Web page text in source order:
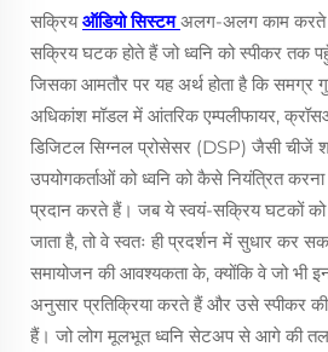
सक्रियऑडियो सिस्टमअलग-अलग काम करते
सक्रिय घटक होते हैं जो ध्वनि को स्पीकर तक
जिसका आमतौर पर यह अर्थ होता है कि समग्र
अधिकांश मॉडल में आंतरिक एम्पलीफायर,
डिजिटल सिग्नल प्रोसेसर (DSP) जैसी चीजें
उपयोगकर्ताओं को ध्वनि को कैसे नियंत्रित
प्रदान करते हैं। जब ये स्वयं-सक्रिय घटकों को
जाता है, तो वे स्वतः ही प्रदर्शन में सुधार कर
समायोजन की आवश्यकता के, क्योंकि वे जो भी
अनुसार प्रतिक्रिया करते हैं और उसे स्पीकर
हैं। जो लोग मूलभूत ध्वनि सेटअप से आगे की